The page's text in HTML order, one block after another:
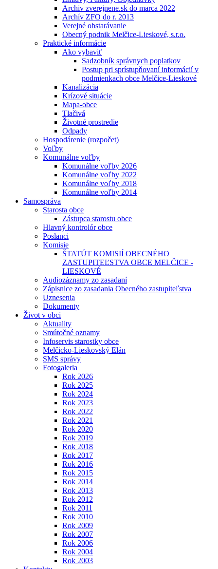
Archiv zverejnene.sk do marca 2022
Archív ZFO do r. 2013
Verejné obstarávanie
Obecný podnik Melčice-Lieskové, s.r.o.
Praktické informácie
Ako vybaviť
Sadzobník správnych poplatkov
Postup pri sprístupňovaní informácií v
podmienkach obce Melčice-Lieskové
Kanalizácia
Krízové situácie
Mapa-obce
Tlačivá
Životné prostredie
Odpady
Hospodárenie (rozpočet)
Voľby
Komunálne voľby
Komunálne voľby 2026
Komunálne voľby 2022
Komunálne voľby 2018
Komunálne voľby 2014
Samospráva
Starosta obce
Zástupca starostu obce
Hlavný kontrolór obce
Poslanci
Komisie
ŠTATÚT KOMISIÍ OBECNÉHO
ZASTUPITEĽSTVA OBCE MELČICE -
LIESKOVÉ
Audiozáznamy zo zasadaní
Zápisnice zo zasadania Obecného zastupiteľstva
Uznesenia
Dokumenty
Život v obci
Aktuality
Smútočné oznamy
Infoservis starostky obce
Melčicko-Lieskovský Elán
SMS správy
Fotogaleria
Rok 2026
Rok 2025
Rok 2024
Rok 2023
Rok 2022
Rok 2021
Rok 2020
Rok 2019
Rok 2018
Rok 2017
Rok 2016
Rok 2015
Rok 2014
Rok 2013
Rok 2012
Rok 2011
Rok 2010
Rok 2009
Rok 2007
Rok 2006
Rok 2004
Rok 2003